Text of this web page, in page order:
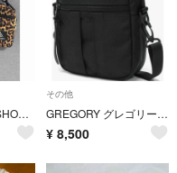
GREGORY PAD SHOULDER POUCH M
その他
GREGORY グレゴリー QUICK POCKET L クイックポケット L 3L コーデュラバリスティックブラック
¥ 8,500